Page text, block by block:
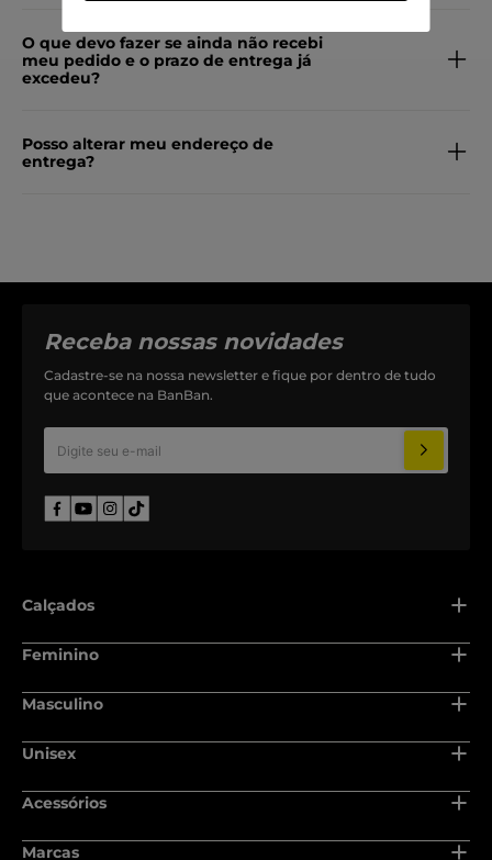
O que devo fazer se ainda não recebi
meu pedido e o prazo de entrega já
excedeu?
Posso alterar meu endereço de
entrega?
Receba nossas novidades
Cadastre-se na nossa newsletter e fique por dentro de tudo
que acontece na BanBan.
Calçados
Adulto
Recém nascido
Infantil
Juvenil
Feminino
Adulto
Recém nascido
Infantil
Juvenil
Masculino
Adulto
Recém nascido
Unisex
Adulto
Recém nascido
Acessórios
Bolsas
Marcas